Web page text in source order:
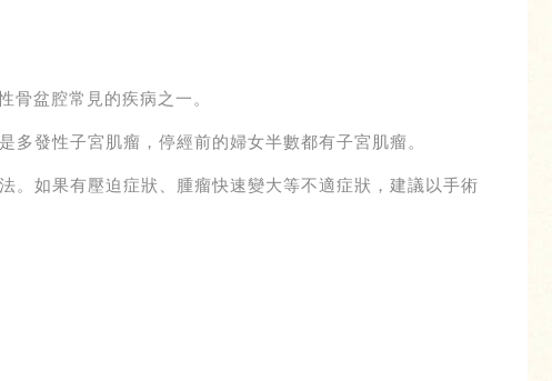
骨盆腔常見的疾病之一。
發性子宮肌瘤，停經前的婦女半數都有子宮肌瘤。
。如果有壓迫症狀、腫瘤快速變大等不適症狀，建議以手術